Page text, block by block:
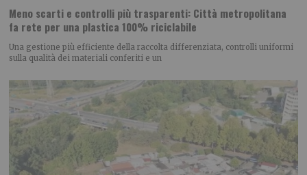
Meno scarti e controlli più trasparenti: Città metropolitana
fa rete per una plastica 100% riciclabile
Una gestione più efficiente della raccolta differenziata, controlli uniformi
sulla qualità dei materiali conferiti e un